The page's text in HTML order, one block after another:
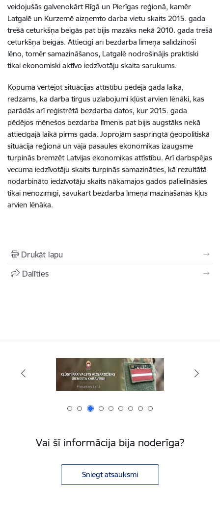
veidojušās galvenokārt Rīgā un Pierīgas reģionā, kamēr
Latgalē un Kurzemē aizņemto darba vietu skaits 2015. gada
trešā ceturkšņa beigās pat bijis mazāks nekā 2010. gada trešā
ceturkšņa beigās. Attiecīgi arī bezdarba līmeņa salīdzinoši
lēno, tomēr samazināšanos, Latgalē nodrošinājis praktiski
tikai ekonomiski aktīvo iedzīvotāju skaita sarukums.
Kopumā vērtējot situācijas attīstību pēdējā gada laikā,
redzams, ka darba tirgus uzlabojumi kļūst arvien lēnāki, kas
parādās arī reģistrētā bezdarba datos, kur 2015. gada
pēdējos mēnešos bezdarba līmenis pat bijis augstāks nekā
attiecīgajā laikā pirms gada. Joprojām saspringtā ģeopolitiskā
situācija reģionā un vājā pasaules ekonomikas izaugsme
turpinās bremzēt Latvijas ekonomikas attīstību. Arī darbspējas
vecuma iedzīvotāju skaits turpinās samazināties, kā rezultātā
nodarbināto iedzīvotāju skaits nākamajos gados palielināsies
tikai nenozīmīgi, savukārt bezdarba līmeņa mazināšanās kļūs
arvien lēnāka.
Drukāt lapu
Dalīties
Vai šī informācija bija noderīga?
Sniegt atsauksmi